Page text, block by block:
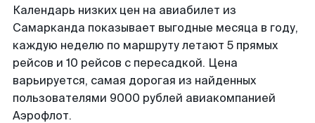
Календарь низких цен на авиабилет из
Самарканда показывает выгодные месяца в году,
каждую неделю по маршруту летают 5 прямых
рейсов и 10 рейсов с пересадкой. Цена
варьируется, самая дорогая из найденных
пользователями 9000 рублей авиакомпанией
Аэрофлот.